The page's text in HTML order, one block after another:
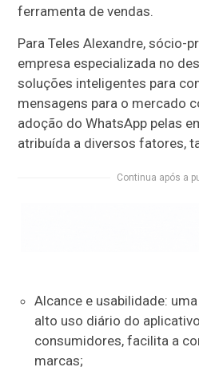
ferramenta de vendas.
Para Teles Alexandre, sócio-
empresa especializada no
soluções inteligentes para
mensagens para o mercado
adoção do WhatsApp pelas
atribuída a diversos fatores,
Continua após a
Alcance e usabilidade:
alto uso diário do
consumidores, facilita a
marcas;